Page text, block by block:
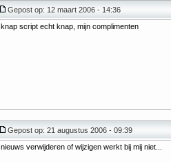
Gepost op: 12 maart 2006 - 14:36
knap script echt knap, mijn complimenten
Gepost op: 21 augustus 2006 - 09:39
nieuws verwijderen of wijzigen werkt bij mij niet...